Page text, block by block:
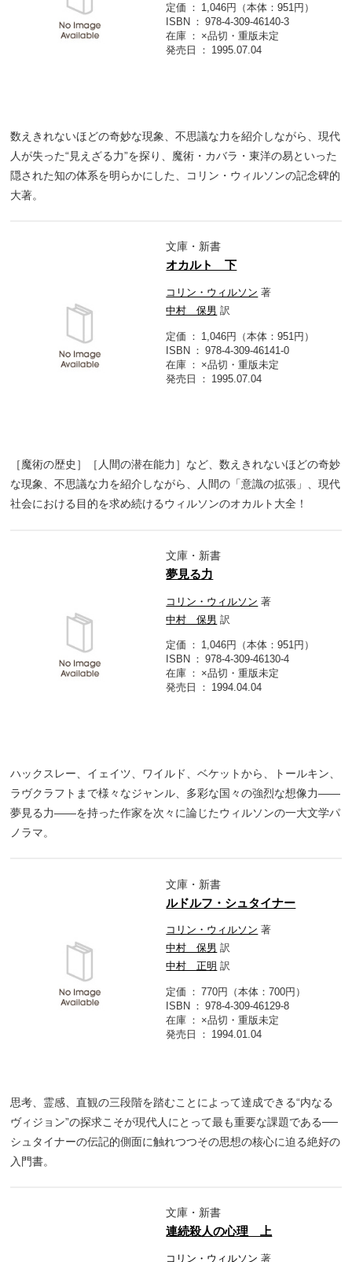
定価
1,046円（本体：951円）
ISBN
978-4-309-46140-3
在庫
×品切・重版未定
発売日
1995.07.04
数えきれないほどの奇妙な現象、不思議な力を紹介しながら、現代
人が失った“見えざる力”を探り、魔術・カバラ・東洋の易といった
隠された知の体系を明らかにした、コリン・ウィルソンの記念碑的
大著。
文庫・新書
オカルト 下
コリン・ウィルソン 著
中村 保男 訳
定価
1,046円（本体：951円）
ISBN
978-4-309-46141-0
在庫
×品切・重版未定
発売日
1995.07.04
［魔術の歴史］［人間の潜在能力］など、数えきれないほどの奇妙
な現象、不思議な力を紹介しながら、人間の「意識の拡張」、現代
社会における目的を求め続けるウィルソンのオカルト大全！
文庫・新書
夢見る力
コリン・ウィルソン 著
中村 保男 訳
定価
1,046円（本体：951円）
ISBN
978-4-309-46130-4
在庫
×品切・重版未定
発売日
1994.04.04
ハックスレー、イェイツ、ワイルド、ベケットから、トールキン、
ラヴクラフトまで様々なジャンル、多彩な国々の強烈な想像力――
夢見る力――を持った作家を次々に論じたウィルソンの一大文学パ
ノラマ。
文庫・新書
ルドルフ・シュタイナー
コリン・ウィルソン 著
中村 保男 訳
中村 正明 訳
定価
770円（本体：700円）
ISBN
978-4-309-46129-8
在庫
×品切・重版未定
発売日
1994.01.04
思考、霊感、直観の三段階を踏むことによって達成できる“内なる
ヴィジョン”の探求こそが現代人にとって最も重要な課題である──
シュタイナーの伝記的側面に触れつつその思想の核心に迫る絶好の
入門書。
文庫・新書
連続殺人の心理 上
コリン・ウィルソン 著